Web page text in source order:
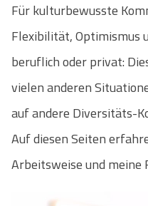
Für kulturbewusste
Flexibilität, Optimismus
beruflich oder privat:
vielen anderen
auf andere Diversitäts-
Auf diesen Seiten
Arbeitsweise und meine